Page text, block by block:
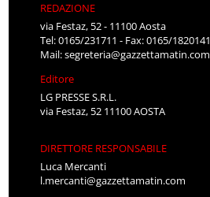
REDAZIONE
via Festaz, 52 - 11100 Aosta
Tel: 0165/231711 - Fax: 0165/1820141
Mail:segreteria@gazzettamatin.com
Editore
LG PRESSE S.R.L.
via Festaz, 52 11100 AOSTA
DIRETTORE RESPONSABILE
Luca Mercanti
l.mercanti@gazzettamatin.com